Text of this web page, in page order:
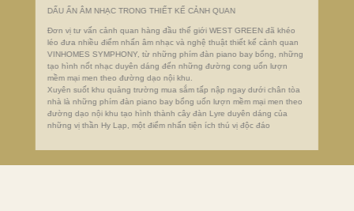
DẤU ẤN ÂM NHẠC TRONG THIẾT KẾ CẢNH QUAN
Đơn vị tư vấn cảnh quan hàng đầu thế giới WEST GREEN đã khéo
léo đưa nhiều điểm nhấn âm nhạc và nghệ thuật thiết kế cảnh quan
VINHOMES SYMPHONY, từ những phím đàn piano bay bổng, những
tạo hình nốt nhạc duyên dáng đến những đường cong uốn lượn
mềm mại men theo đường dạo nội khu.
Xuyên suốt khu quảng trường mua sắm tấp nập ngay dưới chân tòa
nhà là những phím đàn piano bay bổng uốn lượn mềm mại men theo
đường dạo nội khu tạo hình thành cây đàn Lyre duyên dáng của
những vị thần Hy Lạp, một điểm nhấn tiện ích thú vị độc đáo